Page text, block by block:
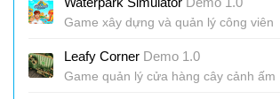
Game xây dựng và quản lý công viên
Leafy Corner Demo 1.0
Game quản lý cửa hàng cây cảnh ấm